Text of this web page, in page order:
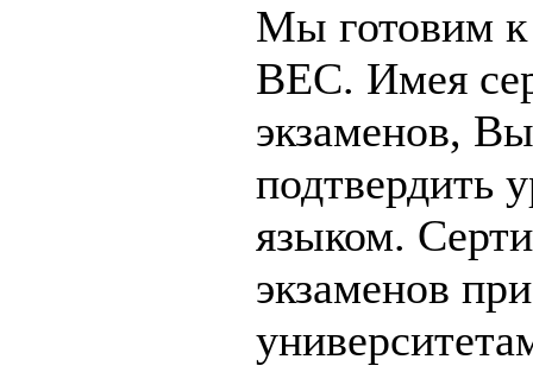
Мы готовим к
BEC. Имея
экзаменов,
подтвердить
языком.
экзаменов